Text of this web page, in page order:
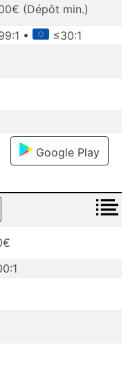
(Dépôt min.)
•
≤30:1
Google Play